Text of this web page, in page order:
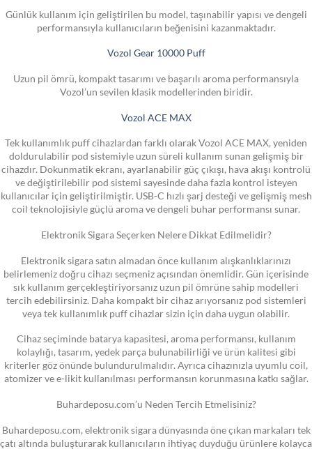
Günlük kullanım için geliştirilen bu model, taşınabilir yapısı ve dengeli
performansıyla kullanıcıların beğenisini kazanmaktadır.
Vozol Gear 10000 Puff
Uzun pil ömrü, kompakt tasarımı ve başarılı aroma performansıyla
Vozol’un sevilen klasik modellerinden biridir.
Vozol ACE MAX
Tek kullanımlık puff cihazlardan farklı olarak Vozol ACE MAX, yeniden
doldurulabilir pod sistemiyle uzun süreli kullanım sunan gelişmiş bir
cihazdır. Dokunmatik ekranı, ayarlanabilir güç çıkışı, hava akışı kontrolü
ve değiştirilebilir pod sistemi sayesinde daha fazla kontrol isteyen
kullanıcılar için geliştirilmiştir. USB-C hızlı şarj desteği ve gelişmiş mesh
coil teknolojisiyle güçlü aroma ve dengeli buhar performansı sunar.
Elektronik Sigara Seçerken Nelere Dikkat Edilmelidir?
Elektronik sigara satın almadan önce kullanım alışkanlıklarınızı
belirlemeniz doğru cihazı seçmeniz açısından önemlidir. Gün içerisinde
sık kullanım gerçekleştiriyorsanız uzun pil ömrüne sahip modelleri
tercih edebilirsiniz. Daha kompakt bir cihaz arıyorsanız pod sistemleri
veya tek kullanımlık puff cihazlar sizin için daha uygun olabilir.
Cihaz seçiminde batarya kapasitesi, aroma performansı, kullanım
kolaylığı, tasarım, yedek parça bulunabilirliği ve ürün kalitesi gibi
kriterler göz önünde bulundurulmalıdır. Ayrıca cihazınızla uyumlu coil,
atomizer ve e-likit kullanılması performansın korunmasına katkı sağlar.
Buhardeposu.com’u Neden Tercih Etmelisiniz?
Buhardeposu.com, elektronik sigara dünyasında öne çıkan markaları tek
çatı altında buluşturarak kullanıcıların ihtiyaç duyduğu ürünlere kolayca